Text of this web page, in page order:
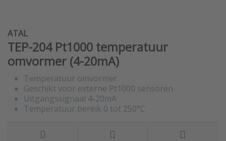
ATAL
TEP-204 Pt1000 temperatuur
omvormer (4-20mA)
Temperatuur omvormer
Geschikt voor externe Pt1000 sensoren
Uitgangssignaal 4-20mA
Temperatuur bereik 0 tot 250°C